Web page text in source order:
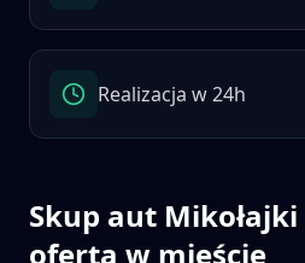
Realizacja w 24h
Skup aut Mikołajki
oferta w mieście